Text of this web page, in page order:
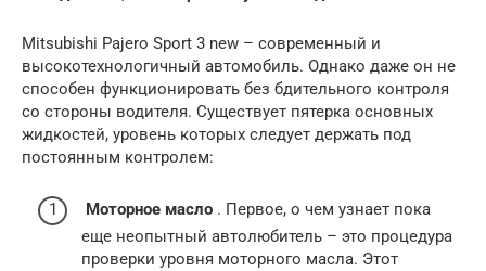
Mitsubishi Pajero Sport 3 new – современный и
высокотехнологичный автомобиль. Однако даже он не
способен функционировать без бдительного контроля
со стороны водителя. Существует пятерка основных
жидкостей, уровень которых следует держать под
постоянным контролем:
Моторное масло . Первое, о чем узнает пока
еще неопытный автолюбитель – это процедура
проверки уровня моторного масла. Этот